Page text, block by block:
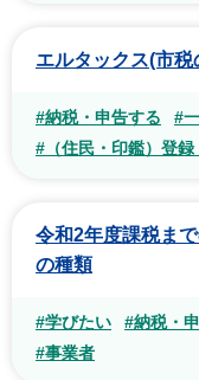
エルタックス(市税
#納税・申告する #
#（住民・印鑑）登
令和2年度課税ま
の種類
#学びたい #納税・
#事業者